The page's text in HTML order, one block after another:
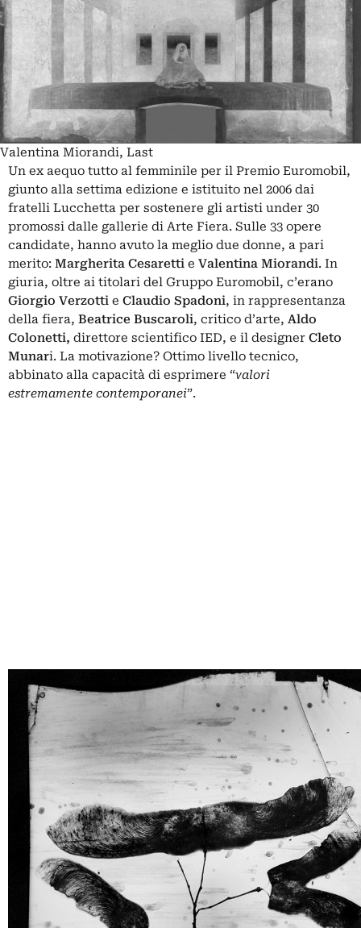
Valentina Miorandi, Last
Un ex aequo tutto al femminile per il Premio Euromobil,
giunto alla settima edizione e istituito nel 2006 dai
fratelli Lucchetta per sostenere gli artisti under 30
promossi dalle gallerie di Arte Fiera. Sulle 33 opere
candidate, hanno avuto la meglio due donne, a pari
merito: Margherita Cesaretti e Valentina Miorandi. In
giuria, oltre ai titolari del Gruppo Euromobil, c’erano
Giorgio Verzotti e Claudio Spadoni, in rappresentanza
della fiera, Beatrice Buscaroli, critico d’arte, Aldo
Colonetti, direttore scientifico IED, e il designer Cleto
Munari. La motivazione? Ottimo livello tecnico,
abbinato alla capacità di esprimere “valori
estremamente contemporanei”.